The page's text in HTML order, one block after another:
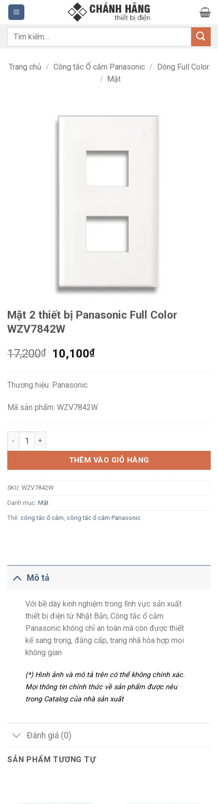
Bỏ
qua
nội
dung
Tìm
Trang chủ / Công tắc Ổ cắm Panasonic / Dòng Full Color
/ Mặt
Mặt 2 thiết bị Panasonic Full Color
WZV7842W
17,200₫
Giá
17,200₫.
10,100₫Giá
Thương hiệu: Panasonic
Mã sản phẩm: WZV7842W
Mặt 2 thiết bị Panasonic Full Color WZV7842W số lượng
THÊM VÀO GIỎ HÀNG
SKU: WZV7842W
Danh mục: Mặt
Thẻ: công tắc ổ cắm công tắc ổ cắm Panasonic
Mô tả
Với bề dày kinh nghiệm trong lĩnh vực sản xuất
thiết bị điện từ Nhật Bản, Công tắc ổ cắm
Panasonic không chỉ an toàn mà còn được thiết
kế sang trọng, đằng cấp, trang nhã hòa hợp mọi
không gian
(*) Hình ảnh và mô tả trên có thể không chính xác.
Mọi thông tin chính thức về sản phẩm được nêu
trong Catalog của nhà sản xuất
Đánh giá (0)
SẢN PHẨM TƯƠNG TỰ